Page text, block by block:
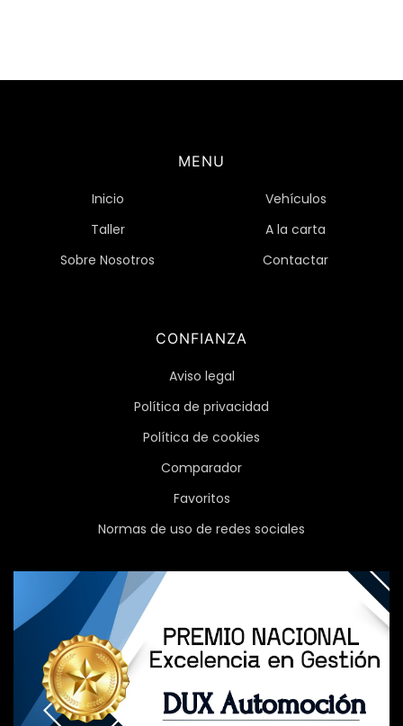
MENU
Inicio
Vehículos
Taller
A la carta
Sobre Nosotros
Contactar
CONFIANZA
Aviso legal
Política de privacidad
Política de cookies
Comparador
Favoritos
Normas de uso de redes sociales